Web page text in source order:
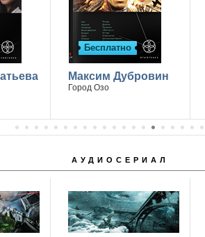
Бесплатно
Максим Дубровин
Город Озо
АУДИОСЕРИАЛ